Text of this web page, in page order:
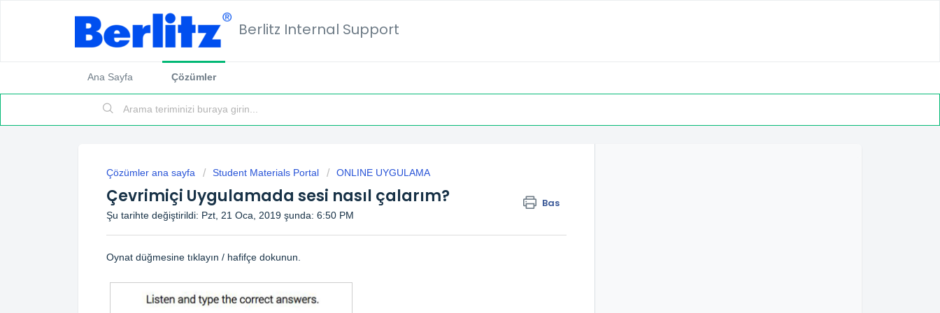
Berlitz Internal Support
Ana Sayfa Çözümler
Çözümler ana sayfa Student Materials Portal ONLINE UYGULAMA
Çevrimiçi Uygulamada sesi nasıl çalarım? Bas
Şu tarihte değiştirildi: Pzt, 21 Oca, 2019 şunda: 6:50 PM
Oynat düğmesine tıklayın / hafifçe dokunun.